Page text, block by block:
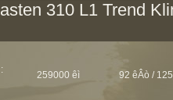
310 L1 Trend
259000 êì 92 êÂò /